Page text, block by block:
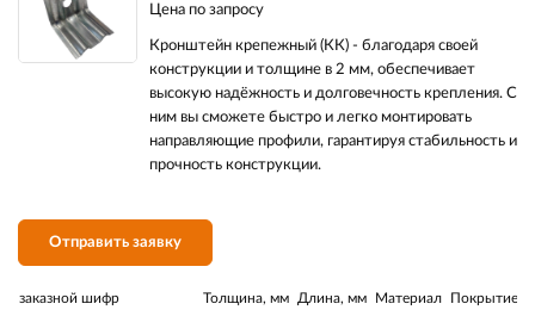
Цена по запросу
Кронштейн крепежный (КК) - благодаря своей
конструкции и толщине в 2 мм, обеспечивает
высокую надёжность и долговечность крепления. С
ним вы сможете быстро и легко монтировать
направляющие профили, гарантируя стабильность и
прочность конструкции.
Отправить заявку
заказной шифр Толщина, мм Длина, мм Материал Покрытие